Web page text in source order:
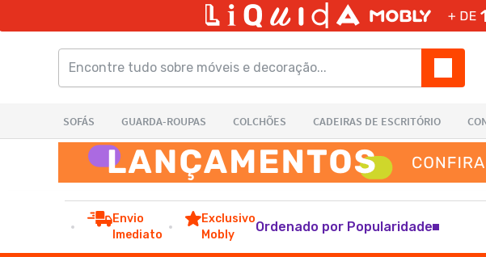
Envio
Imediato
Exclusivo
Mobly
Ordenado por Popularidade